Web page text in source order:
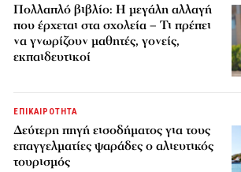
Πολλαπλό βιβλίο: Η μεγάλη αλλαγή
που έρχεται στα σχολεία – Τι πρέπει
να γνωρίζουν μαθητές, γονείς,
εκπαιδευτικοί
ΕΠΙΚΑΙΡΟΤΗΤΑ
Δεύτερη πηγή εισοδήματος για τους
επαγγελματίες ψαράδες ο αλιευτικός
τουρισμός